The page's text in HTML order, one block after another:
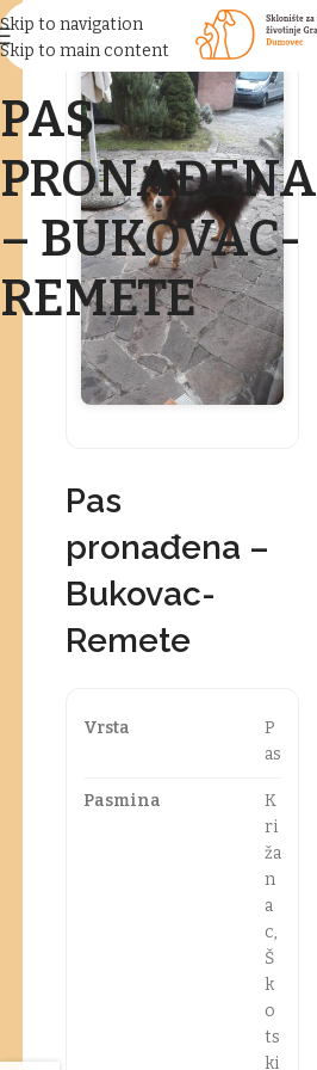
Skip to navigation
Skip to main content
PAS
PRONAĐENA
– BUKOVAC-
REMETE
Pas
pronađena –
Bukovac-
Remete
Vrsta
P
as
Pasmina
K
ri
ža
n
a
c,
Š
k
o
ts
ki